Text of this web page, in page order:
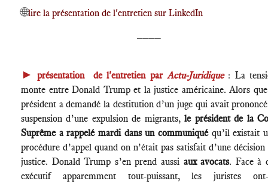
🌐lire la présentation de l'entretien sur LinkedIn
► présentation de l'entretien parActu-Juridique : La
monte entre Donald Trump et la justice américaine. Alors
président a demandé la destitution d’un juge qui avait
suspension d’une expulsion de migrants,le président de la
Suprême a rappelé mardi dans un communiquéqu’il existait
procédure d’appel quand on n’était pas satisfait d’une décision
justice. Donald Trump s’en prend aussi aux avocats. Face à
exécutif apparemment tout-puissant, les juristes